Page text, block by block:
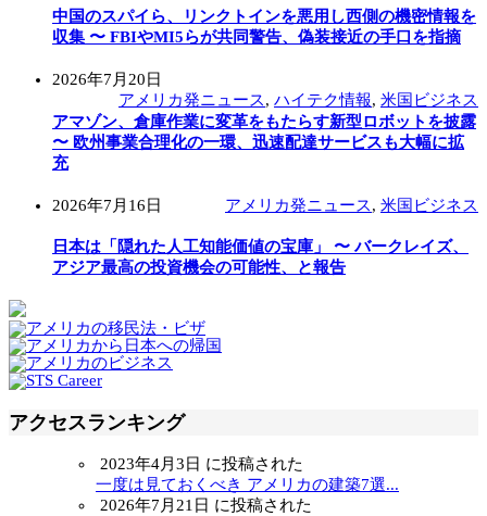
中国のスパイら、リンクトインを悪用し西側の機密情報を
収集 〜 FBIやMI5らが共同警告、偽装接近の手口を指摘
2026年7月20日
アメリカ発ニュース, ハイテク情報, 米国ビジネス
アマゾン、倉庫作業に変革をもたらす新型ロボットを披露
〜 欧州事業合理化の一環、迅速配達サービスも大幅に拡
充
2026年7月16日 アメリカ発ニュース, 米国ビジネス
日本は「隠れた人工知能価値の宝庫」 〜 バークレイズ、
アジア最高の投資機会の可能性、と報告
アクセスランキング
2023年4月3日 に投稿された
一度は見ておくべき アメリカの建築7選...
2026年7月21日 に投稿された